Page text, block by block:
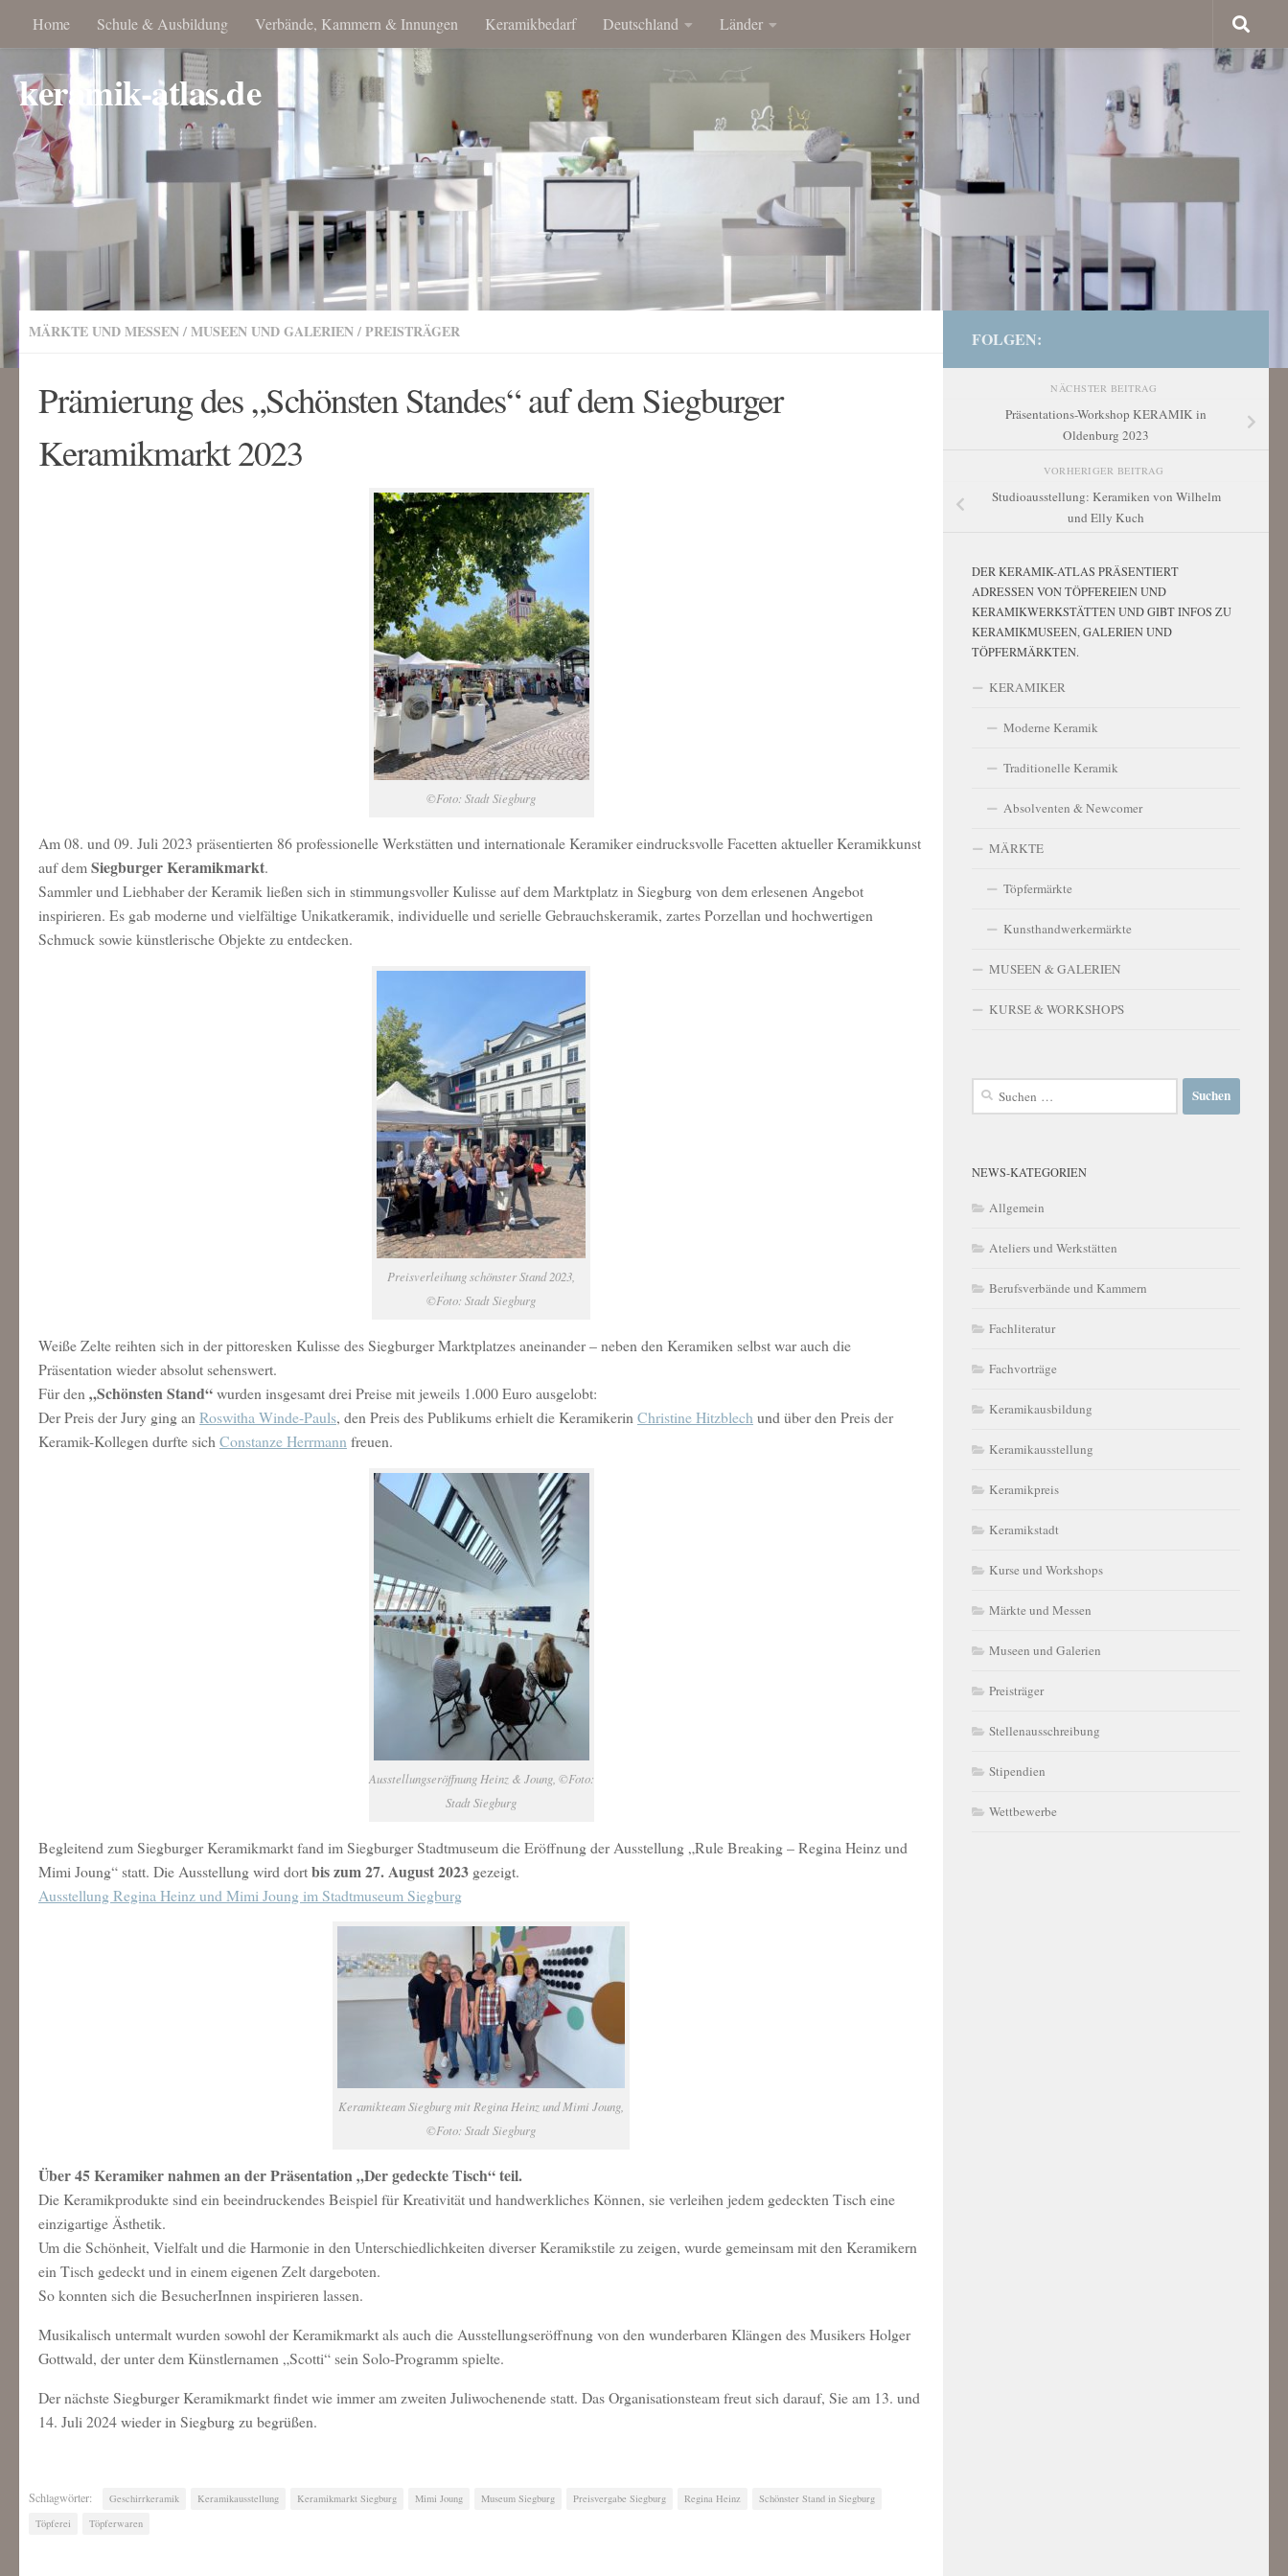
Home Schule & Ausbildung Verbände, Kammern & Innungen Keramikbedarf Deutschland Länder
keramik-atlas.de
MÄRKTE UND MESSEN/MUSEEN UND GALERIEN/PREISTRÄGER
Prämierung des „Schönsten Standes“ auf dem Siegburger
Keramikmarkt 2023
©Foto: Stadt Siegburg
Am 08. und 09. Juli 2023 präsentierten 86 professionelle Werkstätten und internationale Keramiker eindrucksvolle Facetten aktueller Keramikkunst
auf demSiegburger Keramikmarkt.
Sammler und Liebhaber der Keramik ließen sich in stimmungsvoller Kulisse auf dem Marktplatz in Siegburg von dem erlesenen Angebot
inspirieren. Es gab moderne und vielfältige Unikatkeramik, individuelle und serielle Gebrauchskeramik, zartes Porzellan und hochwertigen
Schmuck sowie künstlerische Objekte zu entdecken.
Preisverleihung schönster Stand 2023,
©Foto: Stadt Siegburg
Weiße Zelte reihten sich in der pittoresken Kulisse des Siegburger Marktplatzes aneinander – neben den Keramiken selbst war auch die
Präsentation wieder absolut sehenswert.
Für den „Schönsten Stand“wurden insgesamt drei Preise mit jeweils 1.000 Euro ausgelobt:
Der Preis der Jury ging an Roswitha Winde-Pauls, den Preis des Publikums erhielt die Keramikerin Christine Hitzblech und über den Preis der
Keramik-Kollegen durfte sich Constanze Herrmann freuen.
Ausstellungseröffnung Heinz & Joung, ©Foto:
Stadt Siegburg
Begleitend zum Siegburger Keramikmarkt fand im Siegburger Stadtmuseum die Eröffnung der Ausstellung „Rule Breaking – Regina Heinz und
Mimi Joung“ statt. Die Ausstellung wird dortbis zum 27. August 2023 gezeigt.
Ausstellung Regina Heinz und Mimi Joung im Stadtmuseum Siegburg
Keramikteam Siegburg mit Regina Heinz und Mimi Joung,
©Foto: Stadt Siegburg
Über 45 Keramiker nahmen an der Präsentation „Der gedeckte Tisch“ teil.
Die Keramikprodukte sind ein beeindruckendes Beispiel für Kreativität und handwerkliches Können, sie verleihen jedem gedeckten Tisch eine
einzigartige Ästhetik.
Um die Schönheit, Vielfalt und die Harmonie in den Unterschiedlichkeiten diverser Keramikstile zu zeigen, wurde gemeinsam mit den Keramikern
ein Tisch gedeckt und in einem eigenen Zelt dargeboten.
So konnten sich die BesucherInnen inspirieren lassen.
Musikalisch untermalt wurden sowohl der Keramikmarkt als auch die Ausstellungseröffnung von den wunderbaren Klängen des Musikers Holger
Gottwald, der unter dem Künstlernamen „Scotti“ sein Solo-Programm spielte.
Der nächste Siegburger Keramikmarkt findet wie immer am zweiten Juliwochenende statt. Das Organisationsteam freut sich darauf, Sie am 13. und
14. Juli 2024 wieder in Siegburg zu begrüßen.
Schlagwörter: Geschirrkeramik Keramikausstellung Keramikmarkt Siegburg Mimi Joung Museum Siegburg Preisvergabe Siegburg Regina Heinz
Schönster Stand in Siegburg
Töpferei
Töpferwaren
FOLGEN:
NÄCHSTER BEITRAG
Präsentations-Workshop KERAMIK in
Oldenburg 2023
VORHERIGER BEITRAG
Studioausstellung: Keramiken von Wilhelm
und Elly Kuch
DER KERAMIK-ATLAS PRÄSENTIERT
ADRESSEN VON TÖPFEREIEN UND
KERAMIKWERKSTÄTTEN UND GIBT INFOS ZU
KERAMIKMUSEEN, GALERIEN UND
TÖPFERMÄRKTEN.
KERAMIKER
Moderne Keramik
Traditionelle Keramik
Absolventen & Newcomer
MÄRKTE
Töpfermärkte
Kunsthandwerkermärkte
MUSEEN & GALERIEN
KURSE & WORKSHOPS
Suchen
NEWS-KATEGORIEN
Allgemein
Ateliers und Werkstätten
Berufsverbände und Kammern
Fachliteratur
Fachvorträge
Keramikausbildung
Keramikausstellung
Keramikpreis
Keramikstadt
Kurse und Workshops
Märkte und Messen
Museen und Galerien
Preisträger
Stellenausschreibung
Stipendien
Wettbewerbe